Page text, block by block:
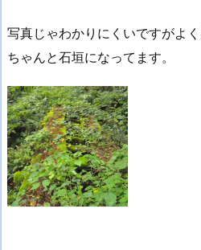
写真じゃわかりにくいですがよ
ちゃんと石垣になってます。